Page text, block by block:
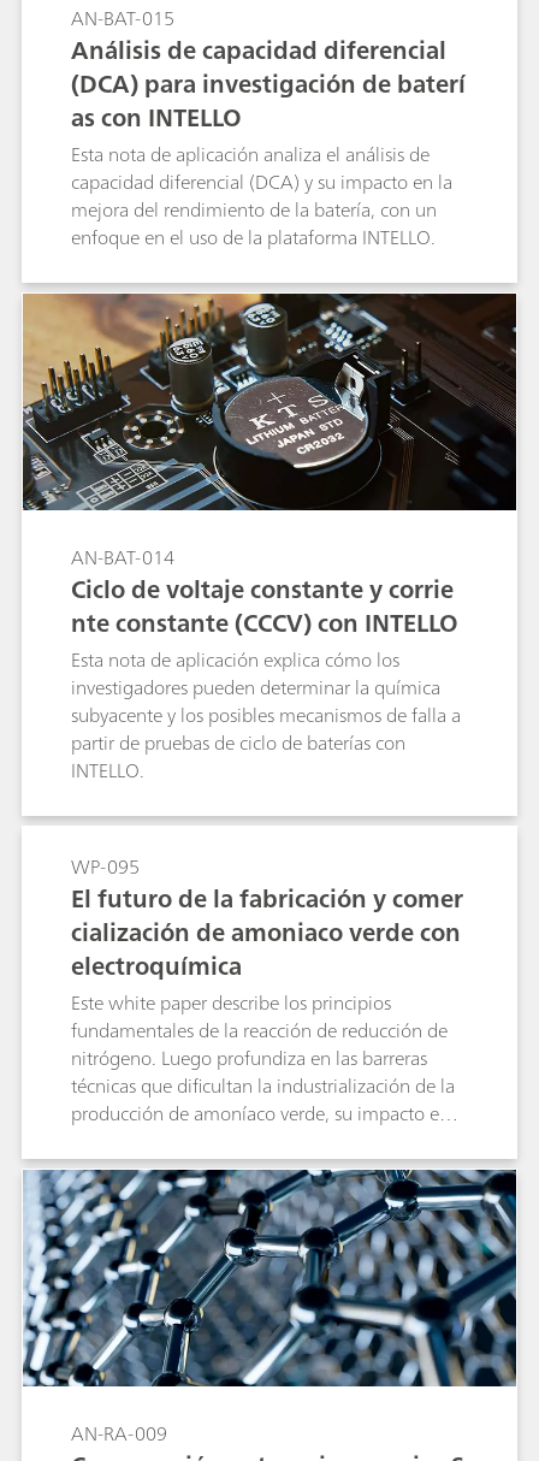
AN-BAT-015
Análisis de capacidad diferencial
(DCA) para investigación de baterí
as con INTELLO
Esta nota de aplicación analiza el análisis de
capacidad diferencial (DCA) y su impacto en la
mejora del rendimiento de la batería, con un
enfoque en el uso de la plataforma INTELLO.
AN-BAT-014
Ciclo de voltaje constante y corrie
nte constante (CCCV) con INTELLO
Esta nota de aplicación explica cómo los
investigadores pueden determinar la química
subyacente y los posibles mecanismos de falla a
partir de pruebas de ciclo de baterías con
INTELLO.
WP-095
El futuro de la fabricación y comer
cialización de amoniaco verde con
electroquímica
Este white paper describe los principios
fundamentales de la reacción de reducción de
nitrógeno. Luego profundiza en las barreras
técnicas que dificultan la industrialización de la
producción de amoníaco verde, su impacto en
posibles estrategias o brechas de investigación
para superar estos problemas.
AN-RA-009